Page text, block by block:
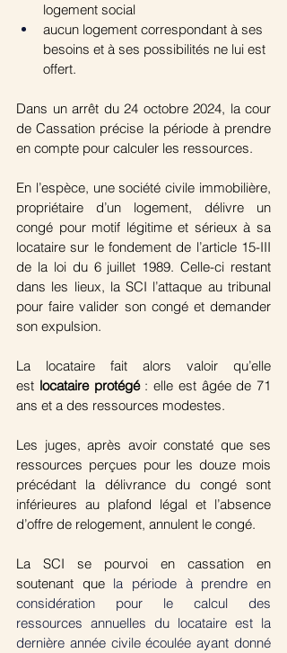
logement social
aucun logement correspondant à ses
besoins et à ses possibilités ne lui est
offert.
Dans un arrêt du 24 octobre 2024, la cour
de Cassation précise la période à prendre
en compte pour calculer les ressources.
En l’espèce, une société civile immobilière,
propriétaire d’un logement, délivre un
congé pour motif légitime et sérieux à sa
locataire sur le fondement de l’article 15-III
de la loi du 6 juillet 1989. Celle-ci restant
dans les lieux, la SCI l’attaque au tribunal
pour faire valider son congé et demander
son expulsion.
La locataire fait alors valoir qu’elle
est locataire protégé : elle est âgée de 71
ans et a des ressources modestes.
Les juges, après avoir constaté que ses
ressources perçues pour les douze mois
précédant la délivrance du congé sont
inférieures au plafond légal et l’absence
d’offre de relogement, annulent le congé.
La SCI se pourvoi en cassation en
soutenant que la période à prendre en
considération pour le calcul des
ressources annuelles du locataire est la
dernière année civile écoulée ayant donné